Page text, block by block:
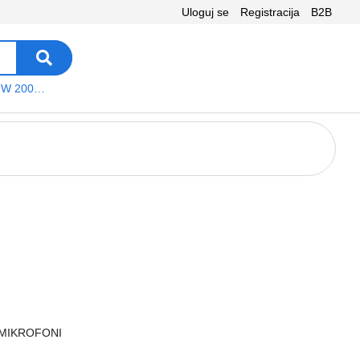
Uloguj se Registracija B2B
VEGA WS W 200 platno